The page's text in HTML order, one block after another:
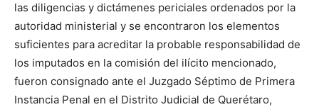
las diligencias y dictámenes periciales ordenados por la
autoridad ministerial y se encontraron los elementos
suficientes para acreditar la probable responsabilidad de
los imputados en la comisión del ilícito mencionado,
fueron consignado ante el Juzgado Séptimo de Primera
Instancia Penal en el Distrito Judicial de Querétaro,